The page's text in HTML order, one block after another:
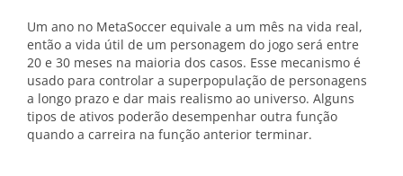
Um ano no MetaSoccer equivale a um mês na vida real,
então a vida útil de um personagem do jogo será entre
20 e 30 meses na maioria dos casos. Esse mecanismo é
usado para controlar a superpopulação de personagens
a longo prazo e dar mais realismo ao universo. Alguns
tipos de ativos poderão desempenhar outra função
quando a carreira na função anterior terminar.